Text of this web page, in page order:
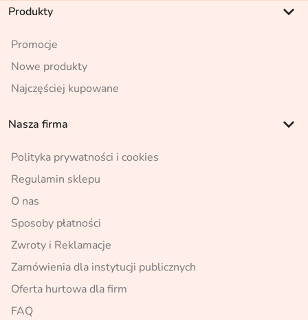
Produkty keyboard_arrow_down
Promocje
Nowe produkty
Najczęściej kupowane
Nasza firma keyboard_arrow_down
Polityka prywatności i cookies
Regulamin sklepu
O nas
Sposoby płatności
Zwroty i Reklamacje
Zamówienia dla instytucji publicznych
Oferta hurtowa dla firm
FAQ